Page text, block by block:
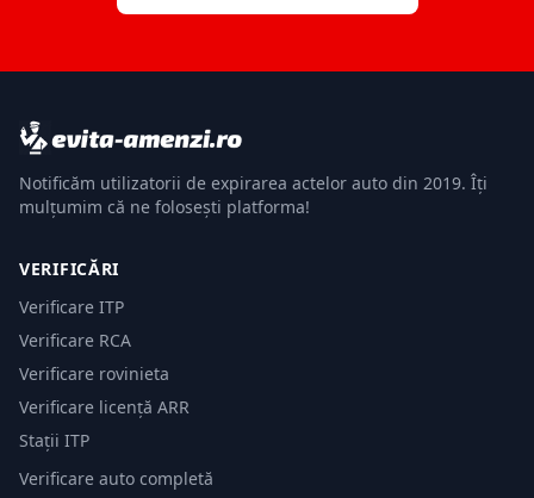
Notificăm utilizatorii de expirarea actelor auto din 2019. Îți
mulțumim că ne folosești platforma!
VERIFICĂRI
Verificare ITP
Verificare RCA
Verificare rovinieta
Verificare licență ARR
Stații ITP
Verificare auto completă